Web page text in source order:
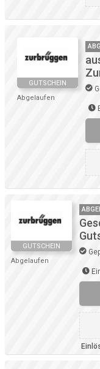
GUTSCHEIN
Abgelaufen
GUTSCHEIN
Abgelaufen